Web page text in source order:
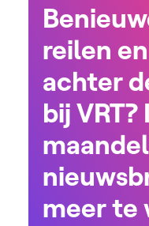
reilen
achter
bij
meer te